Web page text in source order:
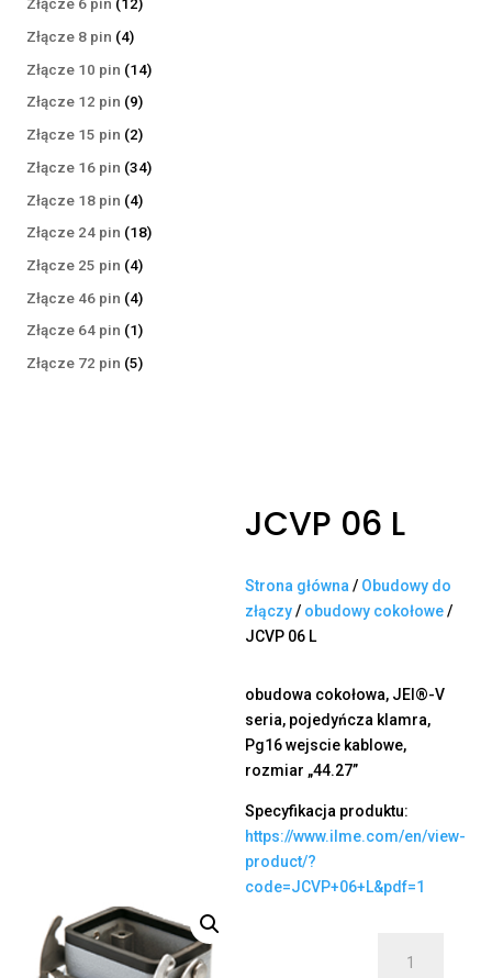
Złącze 6 pin 12
Złącze 8 pin 44
produkty
Złącze 10 pin 1414
Złącze 12 pin 99
produktów
Złącze 15 pin 22
produkty
Złącze 16 pin 3434
Złącze 18 pin 44
produkty
Złącze 24 pin 1818
Złącze 25 pin 44
produkty
Złącze 46 pin 44
produkty
Złącze 64 pin 11
produkt
Złącze 72 pin 55
JCVP 06 L
Strona główna / Obudowy do
złączy/ obudowy cokołowe/
JCVP 06 L
obudowa cokołowa, JEI®-V
seria, pojedyńcza klamra,
Pg16 wejscie kablowe,
rozmiar „44.27”
Specyfikacja produktu:
https://www.ilme.com/en/view-
product/?
code=JCVP+06+L&pdf=1
JCVP